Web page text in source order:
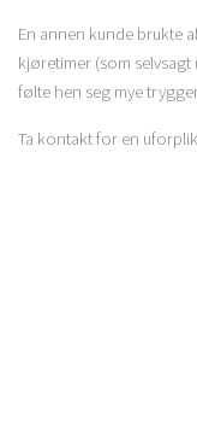
En annen kunde brukte
kjøretimer (som
følte hen seg mye
Ta kontakt for en